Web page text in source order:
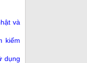
và
kiếm
dụng